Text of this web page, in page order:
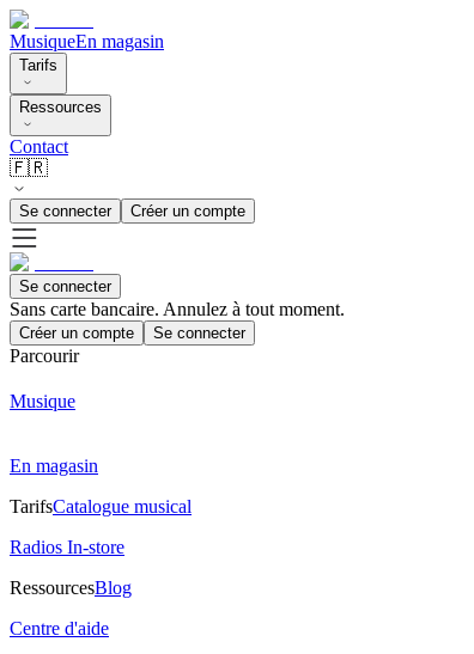
MusiqueEn magasin
Tarifs
Ressources
Contact
🇫🇷
Se connecter Créer un compte
Se connecter
Sans carte bancaire. Annulez à tout moment.
Créer un compte Se connecter
Parcourir
Musique
En magasin
TarifsCatalogue musical
Radios In-store
RessourcesBlog
Centre d'aide